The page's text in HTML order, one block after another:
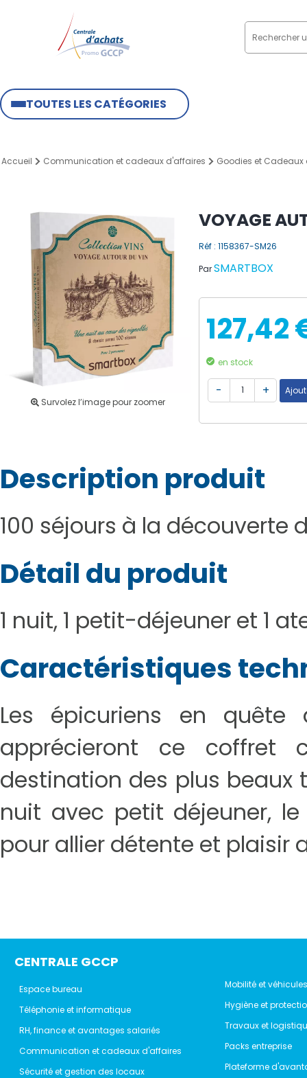
TOUTES LES CATÉGORIES
Accueil Communication et cadeaux d'affaires Goodies et Cadeaux
Survolez l’image pour zoomer
VOYAGE
Réf : 1158367-SM26
ParSMARTBOX
127,42
en stock
Description produit
100 séjours à la découverte
Détail du produit
1 nuit, 1 petit-déjeuner et 1
Caractéristiques
Les épicuriens en
apprécieront ce coffret
destination des plus beaux
nuit avec petit déjeuner,
pour allier détente et plaisir
CENTRALE GCCP
Espace bureau
Téléphonie et informatique
RH, finance et avantages salariés
Communication et cadeaux d'affaires
Sécurité et gestion des locaux
Mobilité et véhicules
Hygiène et
Travaux et
Packs entreprise
Plateforme